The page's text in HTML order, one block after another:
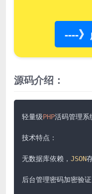
----
源码介绍：
轻量级PHP活码管理系
技术特点：
无数据库依赖， JSON
后台管理密码加密验证